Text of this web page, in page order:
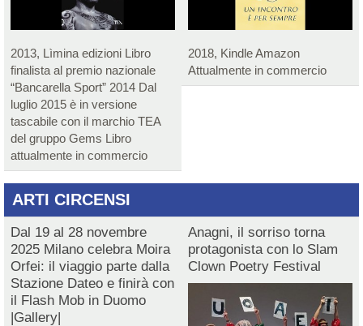
2013, Lìmina edizioni Libro
finalista al premio nazionale
“Bancarella Sport” 2014 Dal
luglio 2015 è in versione
tascabile con il marchio TEA
del gruppo Gems Libro
attualmente in commercio
2018, Kindle Amazon
Attualmente in commercio
ARTI CIRCENSI
Dal 19 al 28 novembre
2025 Milano celebra Moira
Orfei: il viaggio parte dalla
Stazione Dateo e finirà con
il Flash Mob in Duomo
|Gallery|
Anagni, il sorriso torna
protagonista con lo Slam
Clown Poetry Festival